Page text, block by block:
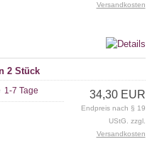
Versandkosten
2 Stück
1-7 Tage 34,30 EUR
Endpreis nach § 19
UStG. zzgl.
Versandkosten